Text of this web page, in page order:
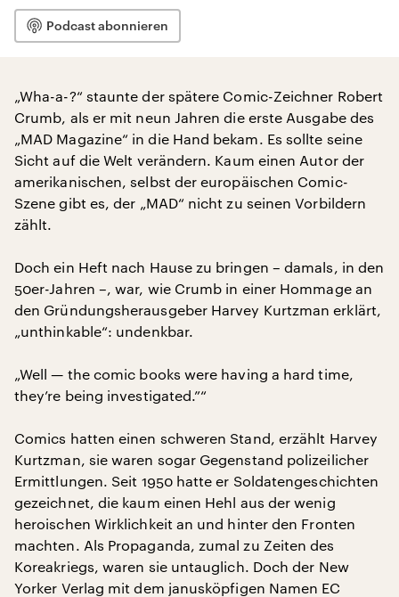
Podcast abonnieren
„Wha-a-?“ staunte der spätere Comic-Zeichner Robert
Crumb, als er mit neun Jahren die erste Ausgabe des
„MAD Magazine“ in die Hand bekam. Es sollte seine
Sicht auf die Welt verändern. Kaum einen Autor der
amerikanischen, selbst der europäischen Comic-
Szene gibt es, der „MAD“ nicht zu seinen Vorbildern
zählt.
Doch ein Heft nach Hause zu bringen – damals, in den
50er-Jahren –, war, wie Crumb in einer Hommage an
den Gründungsherausgeber Harvey Kurtzman erklärt,
„unthinkable“: undenkbar.
„Well — the comic books were having a hard time,
they’re being investigated.”“
Comics hatten einen schweren Stand, erzählt Harvey
Kurtzman, sie waren sogar Gegenstand polizeilicher
Ermittlungen. Seit 1950 hatte er Soldatengeschichten
gezeichnet, die kaum einen Hehl aus der wenig
heroischen Wirklichkeit an und hinter den Fronten
machten. Als Propaganda, zumal zu Zeiten des
Koreakriegs, waren sie untauglich. Doch der New
Yorker Verlag mit dem janusköpfigen Namen EC